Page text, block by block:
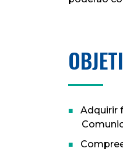
Adquirir